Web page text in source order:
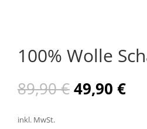
100% Wolle
89,90€
Preis
49,90 €
inkl. MwSt.